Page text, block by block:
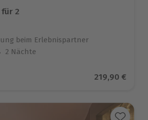
2
beim Erlebnispartner
2 Nächte
basierend auf 1 BewertungenAktueller
219,90 €